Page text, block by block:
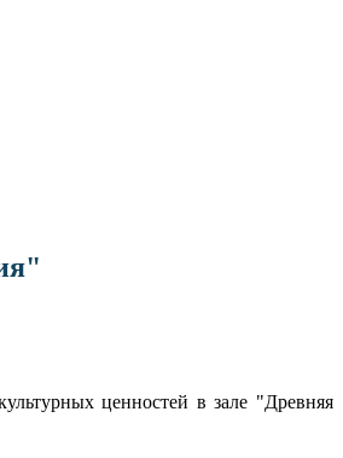
ценностей в зале "Древняя